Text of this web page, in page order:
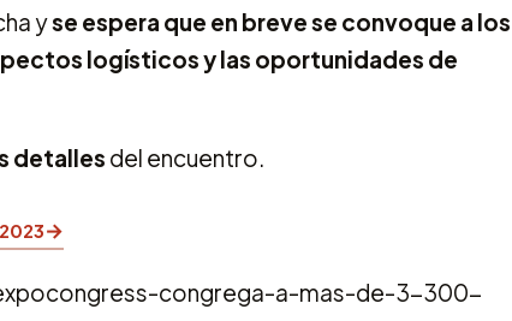
yse espera que en breve se convoque a los
logísticos y las oportunidades de
detalles del encuentro.
→
congrega-a-mas-de-3-300-